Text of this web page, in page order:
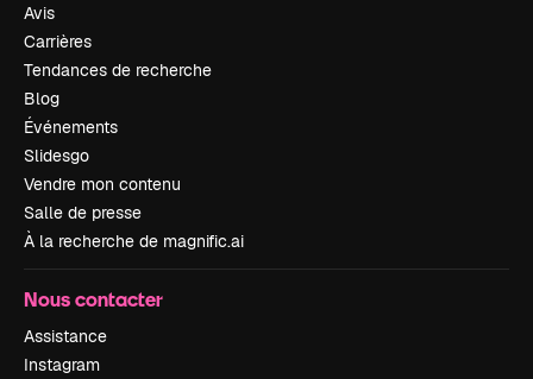
Avis
Carrières
Tendances de recherche
Blog
Événements
Slidesgo
Vendre mon contenu
Salle de presse
À la recherche de magnific.ai
Nous contacter
Assistance
Instagram